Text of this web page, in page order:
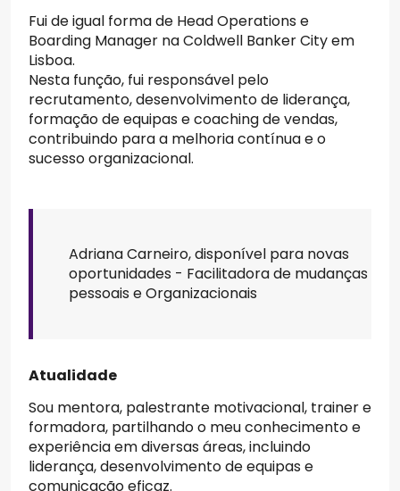
Fui de igual forma de Head Operations e
Boarding Manager na Coldwell Banker City em
Lisboa.
Nesta função, fui responsável pelo
recrutamento, desenvolvimento de liderança,
formação de equipas e coaching de vendas,
contribuindo para a melhoria contínua e o
sucesso organizacional.
Adriana Carneiro, disponível para novas
oportunidades - Facilitadora de mudanças
pessoais e Organizacionais
Atualidade
Sou mentora, palestrante motivacional, trainer e
formadora, partilhando o meu conhecimento e
experiência em diversas áreas, incluindo
liderança, desenvolvimento de equipas e
comunicação eficaz.